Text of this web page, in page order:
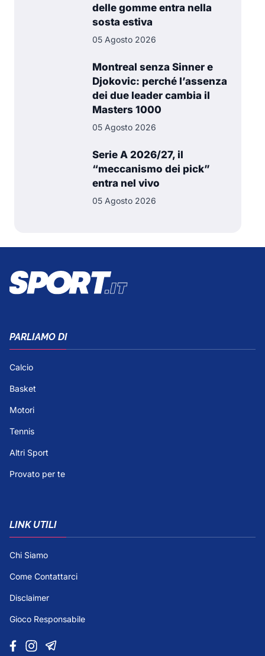
delle gomme entra nella
sosta estiva
05 Agosto 2026
Montreal senza Sinner e
Djokovic: perché l’assenza
dei due leader cambia il
Masters 1000
05 Agosto 2026
Serie A 2026/27, il
“meccanismo dei pick”
entra nel vivo
05 Agosto 2026
PARLIAMO DI
Calcio
Basket
Motori
Tennis
Altri Sport
Provato per te
LINK UTILI
Chi Siamo
Come Contattarci
Disclaimer
Gioco Responsabile